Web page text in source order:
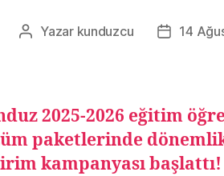
Yazının
Yazar kunduzcu
Yazı14
2025-2026 eğitim
paketlerinde
kampanyası